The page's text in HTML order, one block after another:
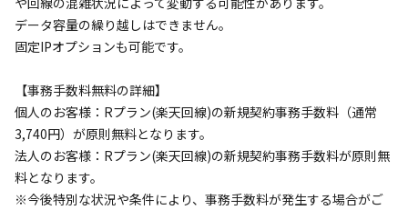
データ容量の繰り越しはできません。
固定IPオプションも可能です。
【事務手数料無料の詳細】
個人のお客様：Rプラン(楽天回線)の新規契約事務手数料（通常
3,740円）が原則無料となります。
法人のお客様：Rプラン(楽天回線)の新規契約事務手数料が原則無
料となります。
※今後特別な状況や条件により、事務手数料が発生する場合がご